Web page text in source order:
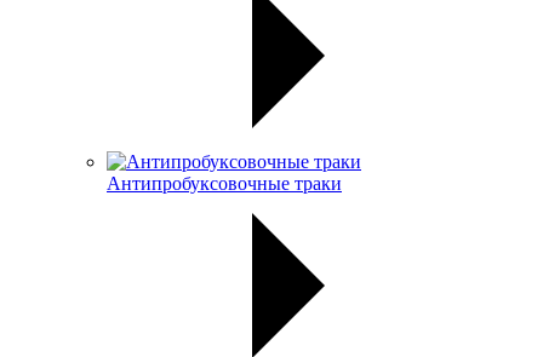
Антипробуксовочные траки